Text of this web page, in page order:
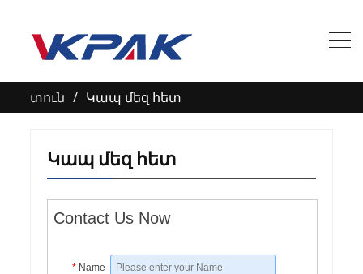
տուն Կապ մեզ հետ
Կապ մեզ հետ
Contact Us Now
* Name